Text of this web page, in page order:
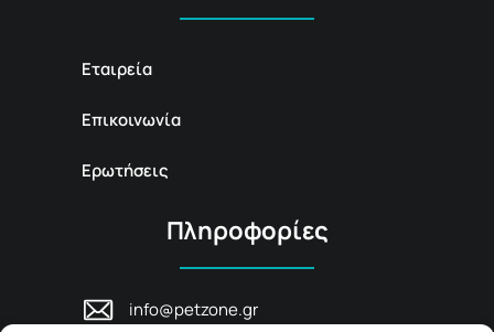
Εταιρεία
Επικοινωνία
Ερωτήσεις
Πληροφορίες
info@petzone.gr